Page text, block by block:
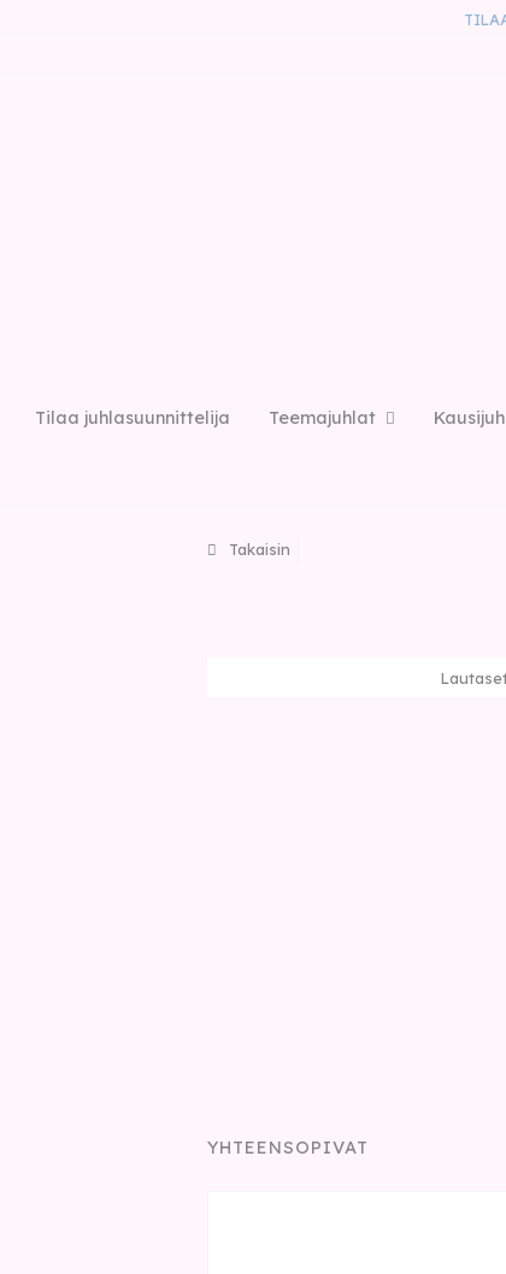
Tilaa juhlasuunnittelija Teemajuhlat
Takaisin
YHTEENSOPIVAT